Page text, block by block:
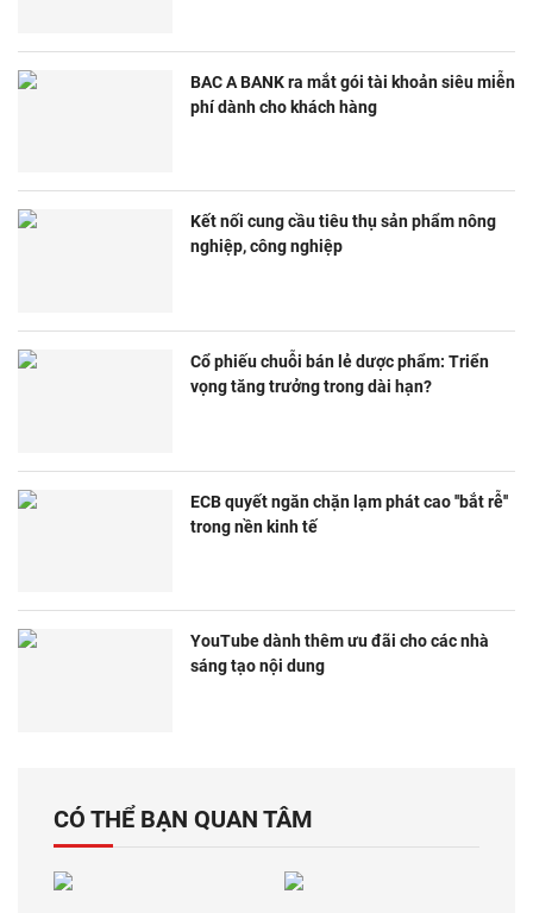
BAC A BANK ra mắt gói tài khoản siêu miễn
phí dành cho khách hàng
Kết nối cung cầu tiêu thụ sản phẩm nông
nghiệp, công nghiệp
Cổ phiếu chuỗi bán lẻ dược phẩm: Triển
vọng tăng trưởng trong dài hạn?
ECB quyết ngăn chặn lạm phát cao ''bắt rễ''
trong nền kinh tế
YouTube dành thêm ưu đãi cho các nhà
sáng tạo nội dung
CÓ THỂ BẠN QUAN TÂM